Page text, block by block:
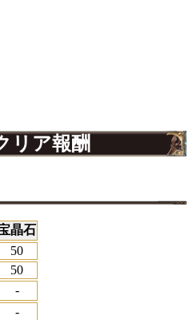
リア報酬
晶石
50
50
-
-